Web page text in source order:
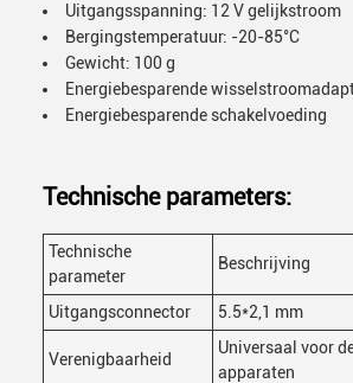
Uitgangsspanning: 12 V gelijkstroom
Bergingstemperatuur: -20-85°C
Gewicht: 100 g
Energiebesparende
Energiebesparende schakelvoeding
Technische parameters:
Technische
parameter
Beschrijving
Uitgangsconnector 5.5*2,1 mm
Verenigbaarheid
Universaal voor
apparaten